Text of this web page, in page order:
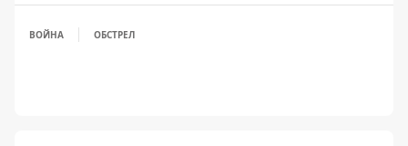
ВОЙНА ОБСТРЕЛ